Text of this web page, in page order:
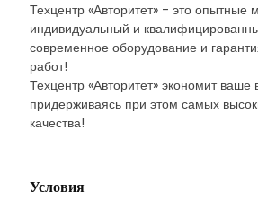
Техцентр «Авторитет» - это опытные
индивидуальный и
современное оборудование и
работ!
Техцентр «Авторитет» экономит ваше
придерживаясь при этом самых
качества!
Условия